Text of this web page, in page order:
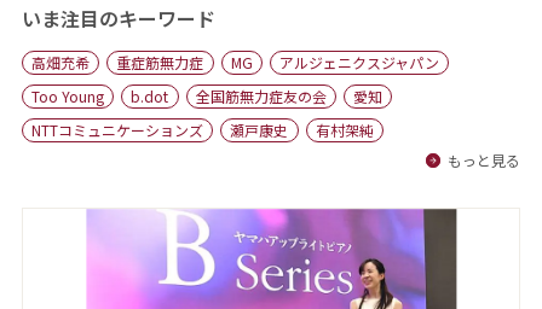
おすすめコンテンツ
出版物
会社概要
いま注目のキーワード
高畑充希 重症筋無力症 MG
アルジェニクスジャパン
Too Young
b.dot 全国筋無力症友の会
愛知
NTTコミュニケーションズ
瀬戸康史
有村架純
もっと見る